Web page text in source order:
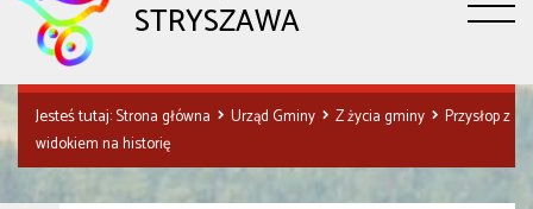
STRYSZAWA
Jesteś tutaj:Strona główna Urząd Gminy Z życia gminy
Przysłop z
widokiem na historię